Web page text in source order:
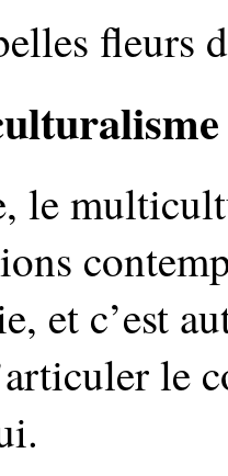
fleurs
le
et c’est
le